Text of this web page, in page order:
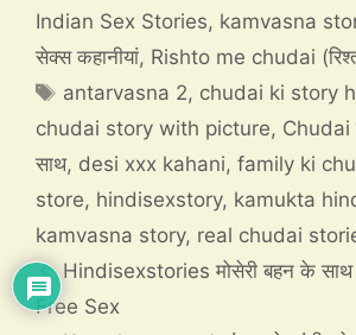
Indian Sex Stories, kamvasna
सेक्स कहानीयां, Rishto me chudai
Tags
antarvasna 2, chudai ki story
chudai story with picture, Chudai
साथ, desi xxx kahani, family ki
store, hindisexstory, kamukta
kamvasna story, real chudai
Hindisexstories मोसेरी बहन के
Free Sex